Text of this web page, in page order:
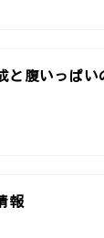
と腹いっぱい
報